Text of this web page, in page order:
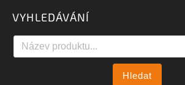
VYHLEDÁVÁNÍ
Hledat